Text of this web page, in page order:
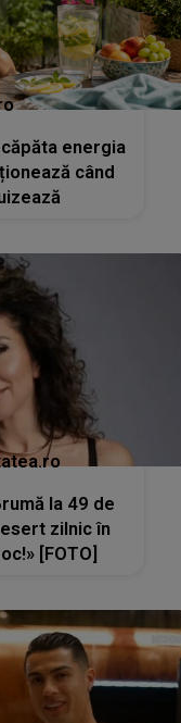
energia
când
la 49 de
zilnic în
[FOTO]